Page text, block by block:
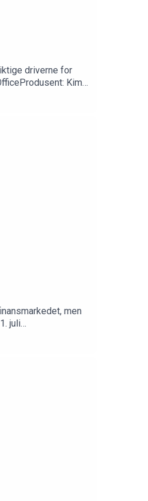
driverne for
Kim-
men
juli